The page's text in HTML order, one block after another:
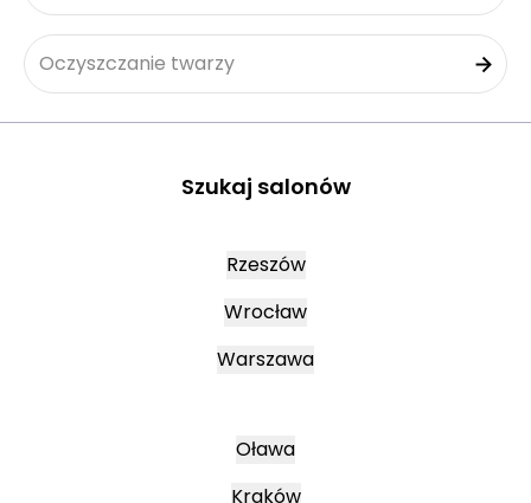
Oczyszczanie twarzy
Szukaj salonów
Rzeszów
Wrocław
Warszawa
Oława
Kraków